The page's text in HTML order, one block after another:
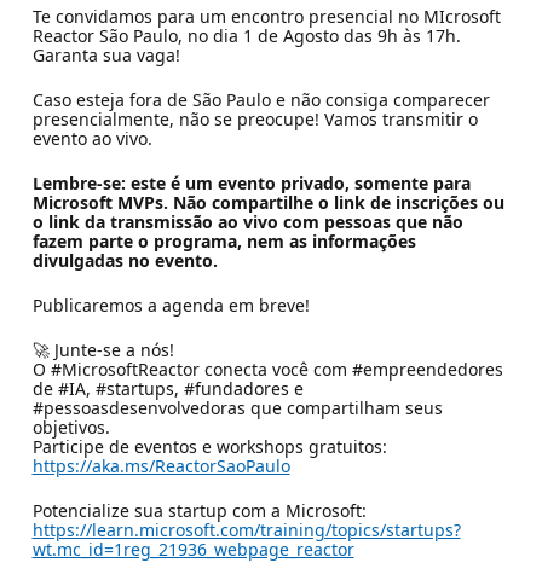
Te convidamos para um encontro presencial no MIcrosoft
Reactor São Paulo, no dia 1 de Agosto das 9h às 17h.
Garanta sua vaga!
Caso esteja fora de São Paulo e não consiga comparecer
presencialmente, não se preocupe! Vamos transmitir o
evento ao vivo.
Lembre-se: este é um evento privado, somente para
Microsoft MVPs. Não compartilhe o link de inscrições ou
o link da transmissão ao vivo com pessoas que não
fazem parte o programa, nem as informações
divulgadas no evento.
Publicaremos a agenda em breve!
🚀 Junte-se a nós!
O #MicrosoftReactor conecta você com #empreendedores
de #IA, #startups, #fundadores e
#pessoasdesenvolvedoras que compartilham seus
objetivos.
Participe de eventos e workshops gratuitos:
https://aka.ms/ReactorSaoPaulo
Potencialize sua startup com a Microsoft:
https://learn.microsoft.com/training/topics/startups?
wt.mc_id=1reg_21936_webpage_reactor